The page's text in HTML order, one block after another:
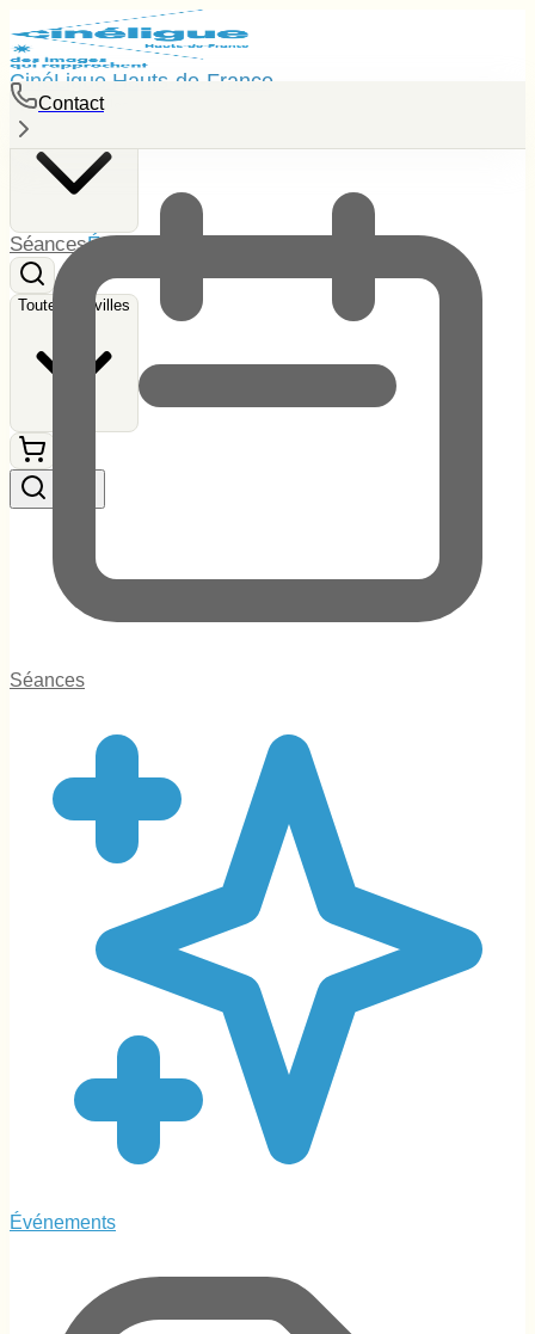
CinéLigue Hauts-de-France
Toutes les villes
SéancesÉvénements
Toutes les villes
Contact
Séances
Événements